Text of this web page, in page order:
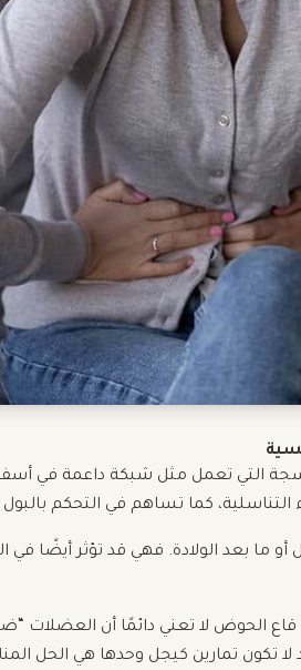
التي تعمل مثل شبكة داعمة في
كما تساهم في التحكم بالبول
بعد الولادة. فهي قد تؤثر أيضًا في
لا تعني دائمًا أن العضلات
تكون تمارين كيجل وحدها هي الحل